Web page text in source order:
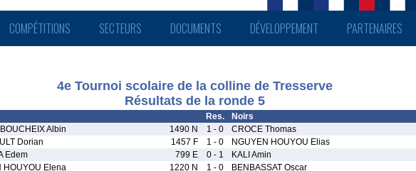
COMPÉTITIONS SECTEURS DOCUMENTS DÉVELOPPEMENT PARTENAIRES
4e Tournoi scolaire de la colline de Tresserve
Résultats de la ronde 5
Res. Noirs
Albin 1490 N 1 - 0 CROCE Thomas
Dorian 1457 F 1 - 0 NGUYEN HOUYOU Elias
Edem 799 E 0 - 1 KALI Amin
HOUYOU Elena 1220 N 1 - 0 BENBASSAT Oscar